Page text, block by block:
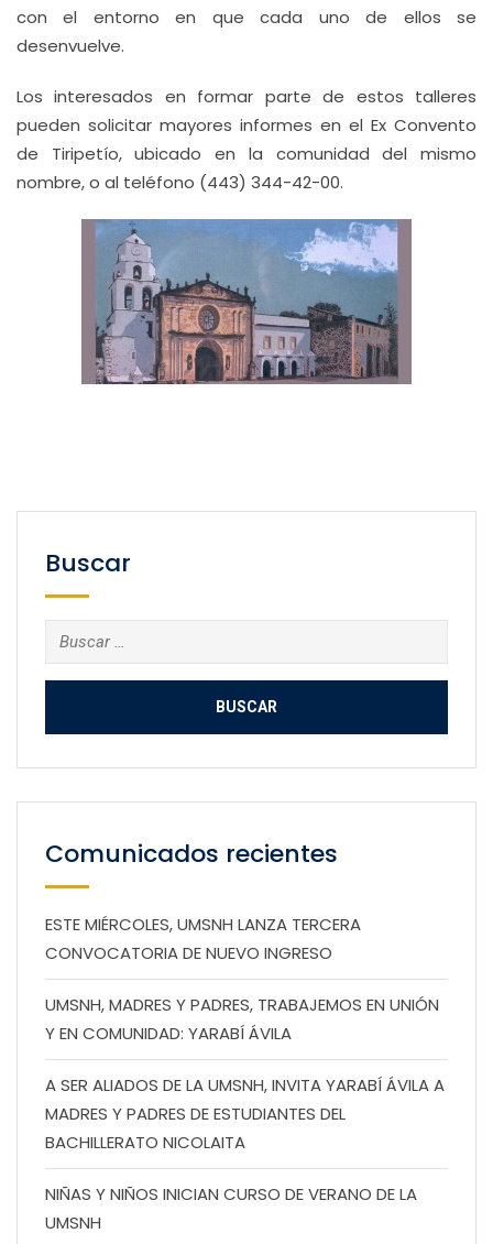
con el entorno en que cada uno de ellos se
desenvuelve.
Los interesados en formar parte de estos talleres
pueden solicitar mayores informes en el Ex Convento
de Tiripetío, ubicado en la comunidad del mismo
nombre, o al teléfono (443) 344-42-00.
Buscar
Buscar:
Comunicados recientes
ESTE MIÉRCOLES, UMSNH LANZA TERCERA
CONVOCATORIA DE NUEVO INGRESO
UMSNH, MADRES Y PADRES, TRABAJEMOS EN UNIÓN
Y EN COMUNIDAD: YARABÍ ÁVILA
A SER ALIADOS DE LA UMSNH, INVITA YARABÍ ÁVILA A
MADRES Y PADRES DE ESTUDIANTES DEL
BACHILLERATO NICOLAITA
NIÑAS Y NIÑOS INICIAN CURSO DE VERANO DE LA
UMSNH